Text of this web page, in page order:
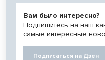
Вам было интересно?
Подпишитесь на наш
самые интересные
Подписаться на Дзен